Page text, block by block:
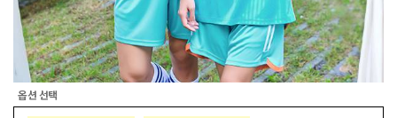
옵션 선택